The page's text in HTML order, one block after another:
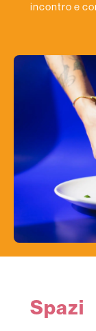
incontro e
Spazi